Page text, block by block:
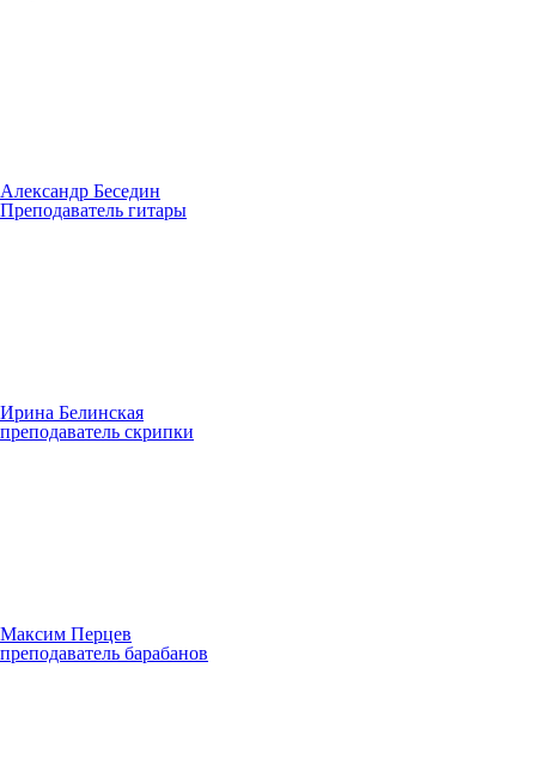
Александр Беседин
Преподаватель гитары
Ирина Белинская
преподаватель скрипки
Максим Перцев
преподаватель барабанов